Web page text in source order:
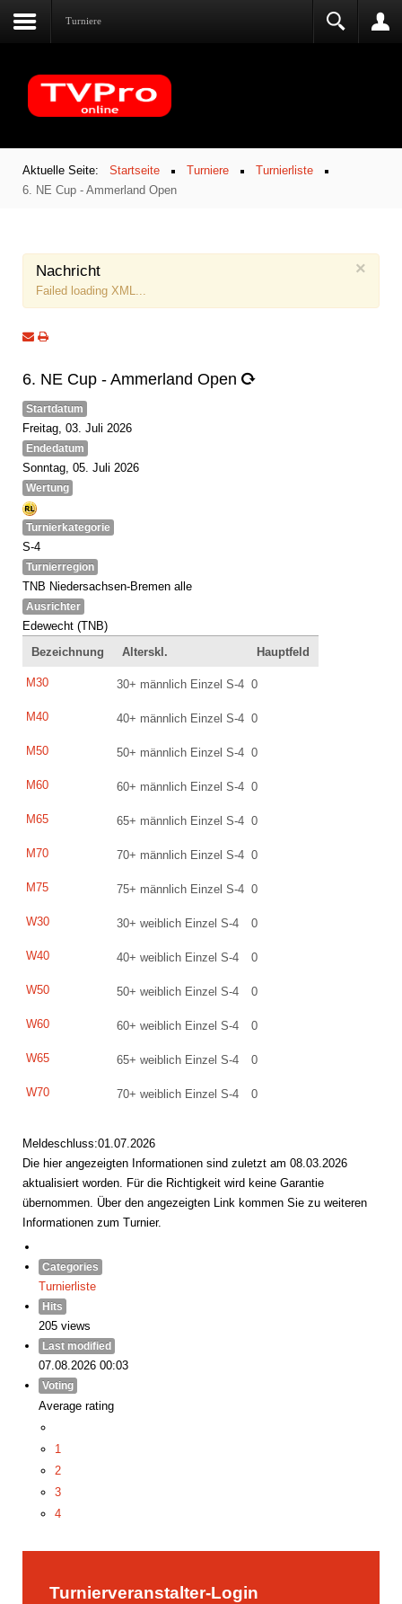
Turniere
Aktuelle Seite: Startseite Turniere
Turnierliste
6. NE Cup - Ammerland Open
×
Nachricht
Failed loading XML...
6. NE Cup - Ammerland Open
Startdatum
Freitag, 03. Juli 2026
Endedatum
Sonntag, 05. Juli 2026
Wertung
Turnierkategorie
S-4
Turnierregion
TNB Niedersachsen-Bremen alle
Ausrichter
Edewecht (TNB)
Bezeichnung
Alterskl. Hauptfeld
M30 30+ männlich Einzel S-4 0
M40 40+ männlich Einzel S-4 0
M50 50+ männlich Einzel S-4 0
M60 60+ männlich Einzel S-4 0
M65 65+ männlich Einzel S-4 0
M70 70+ männlich Einzel S-4 0
M75 75+ männlich Einzel S-4 0
W30 30+ weiblich Einzel S-4 0
W40 40+ weiblich Einzel S-4 0
W50 50+ weiblich Einzel S-4 0
W60 60+ weiblich Einzel S-4 0
W65 65+ weiblich Einzel S-4 0
W70 70+ weiblich Einzel S-4 0
Meldeschluss:01.07.2026
Die hier angezeigten Informationen sind zuletzt am 08.03.2026
aktualisiert worden. Für die Richtigkeit wird keine Garantie
übernommen. Über den angezeigten Link kommen Sie zu weiteren
Informationen zum Turnier.
Categories
Turnierliste
Hits
205 views
Last modified
07.08.2026 00:03
Voting
Average rating
1
2
3
4
Turnierveranstalter-Login